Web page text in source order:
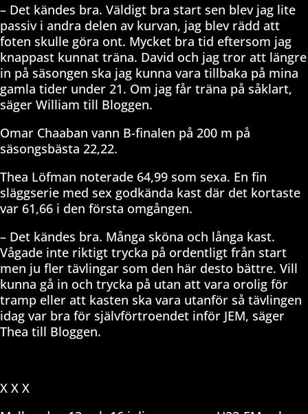
– Det kändes bra. Väldigt bra start sen blev jag lite
passiv i andra delen av kurvan, jag blev rädd att
foten skulle göra ont. Mycket bra tid eftersom jag
knappast kunnat träna. David och jag tror att längre
in på säsongen ska jag kunna vara tillbaka på mina
gamla tider under 21. Om jag får träna på såklart,
säger William till Bloggen.
Omar Chaaban vann B-finalen på 200 m på
säsongsbästa 22,22.
Thea Löfman noterade 64,99 som sexa. En fin
släggserie med sex godkända kast där det kortaste
var 61,66 i den första omgången.
– Det kändes bra. Många sköna och långa kast.
Vågade inte riktigt trycka på ordentligt från start
men ju fler tävlingar som den här desto bättre. Vill
kunna gå in och trycka på utan att vara orolig för
tramp eller att kasten ska vara utanför så tävlingen
idag var bra för självförtroendet inför JEM, säger
Thea till Bloggen.
X X X